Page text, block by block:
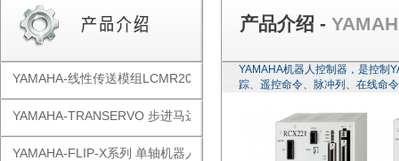
YAMAHA-线性传送模组LCMR200
YAMAHA-TRANSERVO 步进马达单轴
YAMAHA-FLIP-X系列 单轴机器人
产品介绍 -
YAMAHA机器人控制器，是控制
踪、遥控命令、脉冲列、在线命